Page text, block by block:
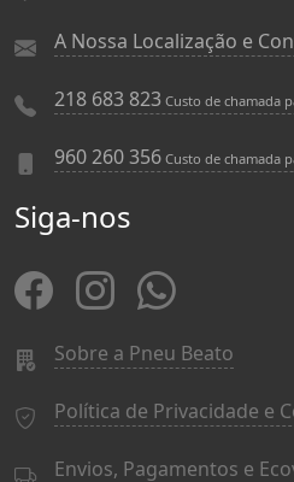
A Nossa Localização e
218 683 823 Custo de chamada
960 260 356 Custo de chamada
Siga-nos
Sobre a Pneu Beato
Política de Privacidade e
Envios, Pagamentos e